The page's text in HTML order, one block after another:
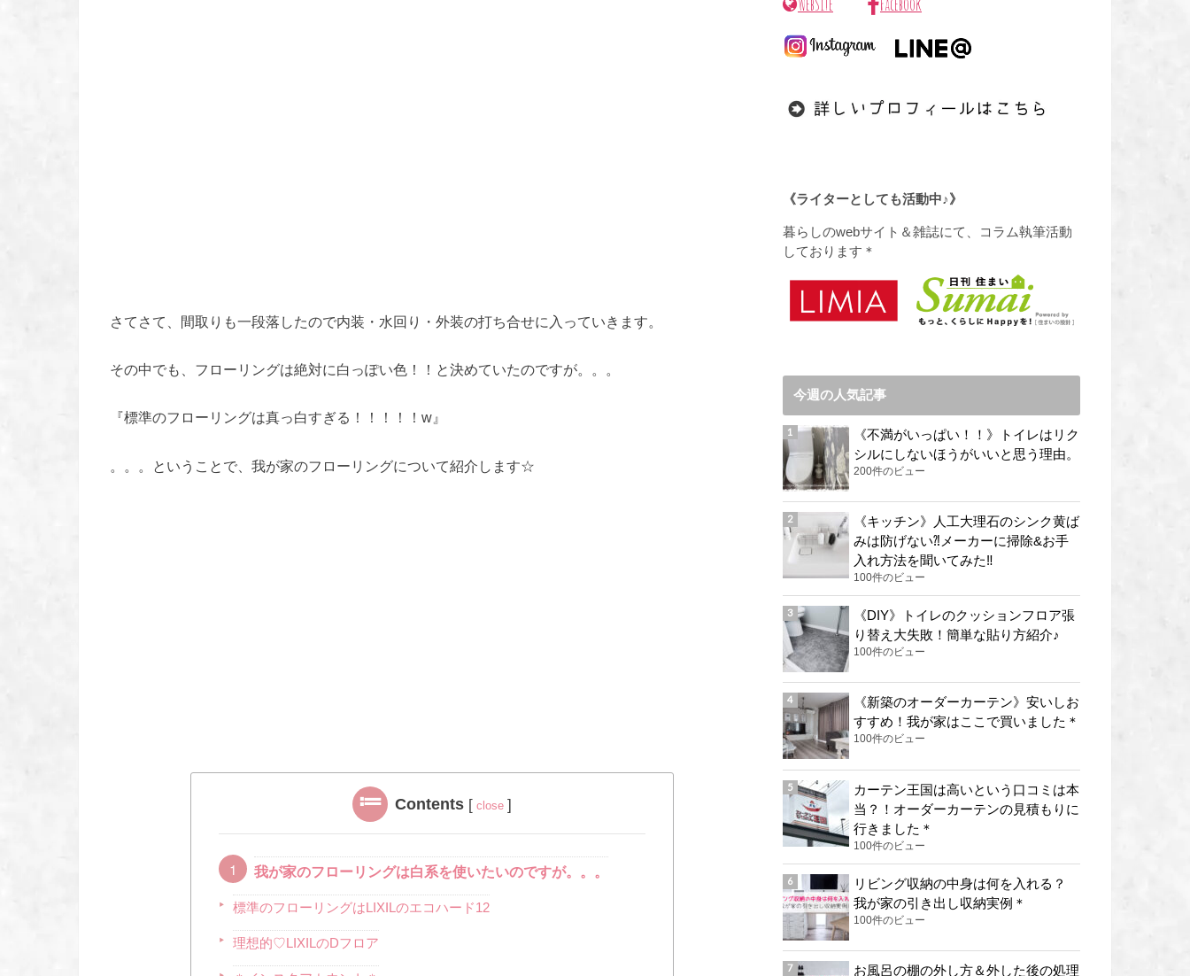
さてさて、間取りも一段落したので内装・水回り・外装の打ち合せに入っていきます。
その中でも、フローリングは絶対に白っぽい色！！と決めていたのですが。。。
『標準のフローリングは真っ白すぎる！！！！！w』
。。。ということで、我が家のフローリングについて紹介します☆
Contents [ close ]
我が家のフローリングは白系を使いたいのですが。。。
標準のフローリングはLIXILのエコハード12
理想的♡LIXILのDフロア
《ライターとしても活動中♪》
暮らしのwebサイト＆雑誌にて、コラム執筆活動
しております＊
今週の人気記事
《不満がいっぱい！！》トイレはリク
シルにしないほうがいいと思う理由。
200件のビュー
《キッチン》人工大理石のシンク黄ば
みは防げない⁈メーカーに掃除&お手
入れ方法を聞いてみた‼︎
100件のビュー
《DIY》トイレのクッションフロア張
り替え大失敗！簡単な貼り方紹介♪
100件のビュー
《新築のオーダーカーテン》安いしお
すすめ！我が家はここで買いました＊
100件のビュー
カーテン王国は高いという口コミは本
当？！オーダーカーテンの見積もりに
行きました＊
100件のビュー
リビング収納の中身は何を入れる？
我が家の引き出し収納実例＊
100件のビュー
お風呂の棚の外し方＆外した後の処理